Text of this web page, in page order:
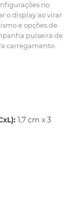
no
o display ao virar
e opções de
pulseira de
carregamento.
1,7 cm x 3